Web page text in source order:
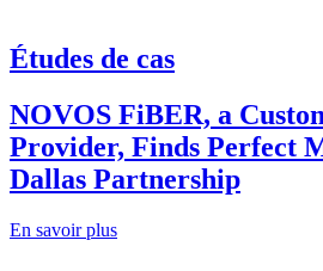
Études de cas
NOVOS FiBER, a
Provider, Finds Perfect
Dallas Partnership
En savoir plus